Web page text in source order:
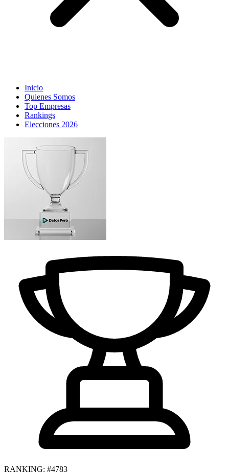
Inicio
Quienes Somos
Top Empresas
Rankings
Elecciones 2026
RANKING: #4783